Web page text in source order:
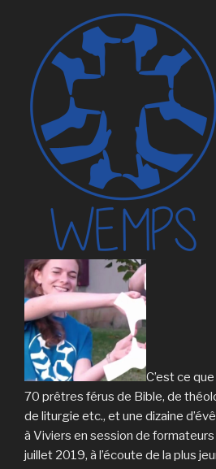
C’est ce
70 prêtres férus de Bible, de
de liturgie etc., et une dizaine
à Viviers en session de
juillet 2019, à l’écoute de la plus